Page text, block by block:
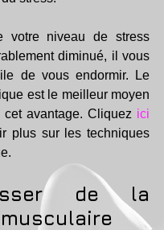
votre niveau de stress
diminué, il vous
de vous endormir. Le
est le meilleur moyen
avantage. Cliquez ici
plus sur les techniques
de la